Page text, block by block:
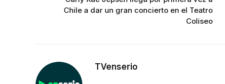
Chile a dar un gran concierto en el Teatro
Coliseo
TVenserio